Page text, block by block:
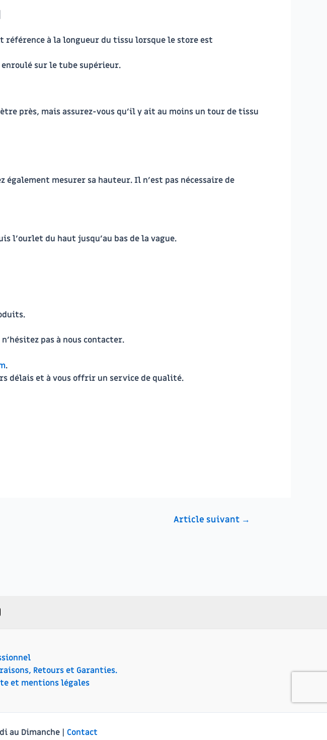
référence à la longueur du tissu lorsque le store est
sur le tube supérieur.
près, mais assurez-vous qu’il y ait au moins un tour de tissu
mesurer sa hauteur. Il n’est pas nécessaire de
l’ourlet du haut jusqu’au bas de la vague.
n’hésitez pas à nous contacter.
.
délais et à vous offrir un service de qualité.
Article suivant →
Retours et Garanties.
et mentions légales
au Dimanche | Contact